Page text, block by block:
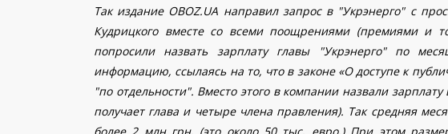
Так издание OBOZ.UA направил запрос в "Укрэнерго" с
Кудрицкого вместе со всеми поощрениями (премиями и
попросили назвать зарплату главы "Укрэнерго" по
информацию, ссылаясь на то, что в законе «О доступе к
"по отдельности". Вместо этого в компании назвали
получает глава и четыре члена правления). Так средняя